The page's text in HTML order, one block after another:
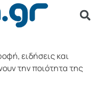
ειδήσεις και
την ποιότητα της